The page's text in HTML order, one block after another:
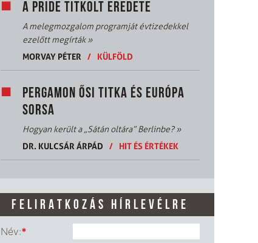
A PRIDE TITKOLT EREDETE
A melegmozgalom programját évtizedekkel
ezelőtt megírták»
MORVAY PÉTER
/ KÜLFÖLD
PERGAMON ŐSI TITKA ÉS EURÓPA
SORSA
Hogyan került a „Sátán oltára” Berlinbe?»
DR. KULCSÁR ÁRPÁD
/ HIT ÉS ÉRTÉKEK
FELIRATKOZÁS HÍRLEVÉLRE
Név:*